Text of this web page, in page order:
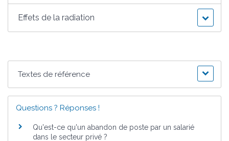
Effets de la radiation
Textes de référence
Questions ? Réponses !
Qu'est-ce qu'un abandon de poste par un salarié
dans le secteur privé ?